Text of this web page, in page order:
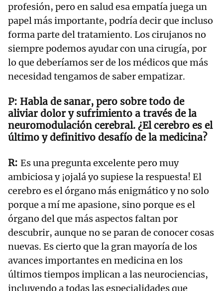
profesión, pero en salud esa empatía juega un
papel más importante, podría decir que incluso
forma parte del tratamiento. Los cirujanos no
siempre podemos ayudar con una cirugía, por
lo que deberíamos ser de los médicos que más
necesidad tengamos de saber empatizar.
Habla de sanar, pero sobre todo de
aliviar dolor y sufrimiento a través de la
neuromodulación cerebral. ¿El cerebro es el
último y definitivo desafío de la medicina?
Es una pregunta excelente pero muy
ambiciosa y ¡ojalá yo supiese la respuesta! El
cerebro es el órgano más enigmático y no solo
porque a mí me apasione, sino porque es el
órgano del que más aspectos faltan por
descubrir, aunque no se paran de conocer cosas
nuevas. Es cierto que la gran mayoría de los
avances importantes en medicina en los
últimos tiempos implican a las neurociencias,
incluyendo a todas las especialidades que